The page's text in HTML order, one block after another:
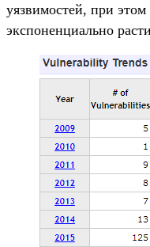
уязвимостей, при
экспоненциально